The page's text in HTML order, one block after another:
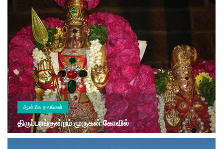
ஆன்மீக தலங்கள்
திருப்பரங்குன்றம் முருகன் கோவில்